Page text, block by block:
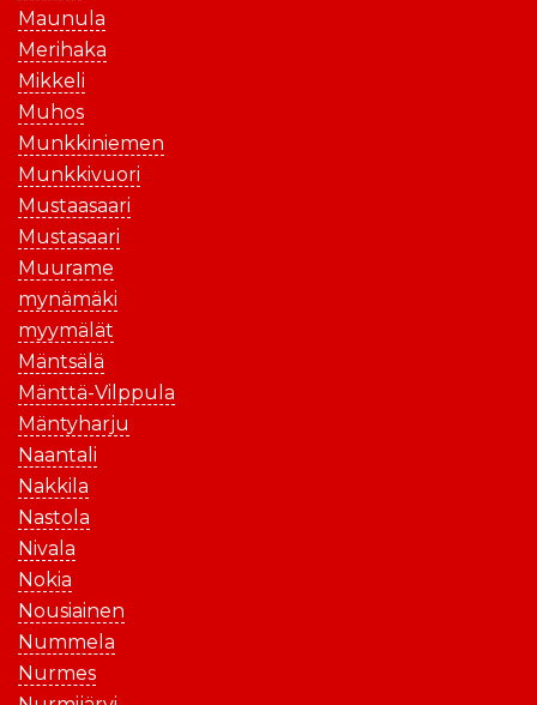
Maunula
Merihaka
Mikkeli
Muhos
Munkkiniemen
Munkkivuori
Mustaasaari
Mustasaari
Muurame
mynämäki
myymälät
Mäntsälä
Mänttä-Vilppula
Mäntyharju
Naantali
Nakkila
Nastola
Nivala
Nokia
Nousiainen
Nummela
Nurmes